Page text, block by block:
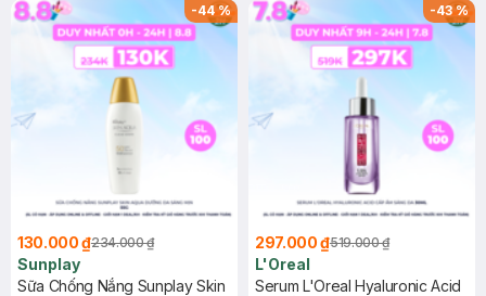
-44%
130.000 ₫234.000 ₫
Sunplay
Sữa Chống Nắng Sunplay Skin
-43%
297.000 ₫519.000 ₫
L'Oreal
Serum L'Oreal Hyaluronic Acid